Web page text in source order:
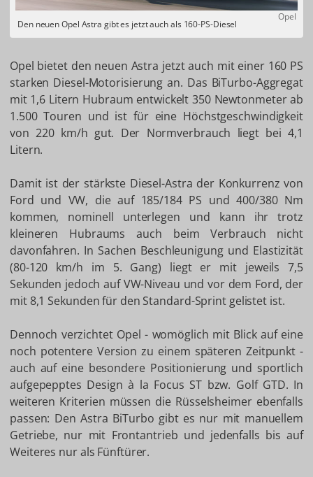
Opel
Den neuen Opel Astra gibt es jetzt auch als 160-PS-Diesel
Opel bietet den neuen Astra jetzt auch mit einer 160 PS
starken Diesel-Motorisierung an. Das BiTurbo-Aggregat
mit 1,6 Litern Hubraum entwickelt 350 Newtonmeter ab
1.500 Touren und ist für eine Höchstgeschwindigkeit
von 220 km/h gut. Der Normverbrauch liegt bei 4,1
Litern.
Damit ist der stärkste Diesel-Astra der Konkurrenz von
Ford und VW, die auf 185/184 PS und 400/380 Nm
kommen, nominell unterlegen und kann ihr trotz
kleineren Hubraums auch beim Verbrauch nicht
davonfahren. In Sachen Beschleunigung und Elastizität
(80-120 km/h im 5. Gang) liegt er mit jeweils 7,5
Sekunden jedoch auf VW-Niveau und vor dem Ford, der
mit 8,1 Sekunden für den Standard-Sprint gelistet ist.
Dennoch verzichtet Opel - womöglich mit Blick auf eine
noch potentere Version zu einem späteren Zeitpunkt -
auch auf eine besondere Positionierung und sportlich
aufgepepptes Design à la Focus ST bzw. Golf GTD. In
weiteren Kriterien müssen die Rüsselsheimer ebenfalls
passen: Den Astra BiTurbo gibt es nur mit manuellem
Getriebe, nur mit Frontantrieb und jedenfalls bis auf
Weiteres nur als Fünftürer.